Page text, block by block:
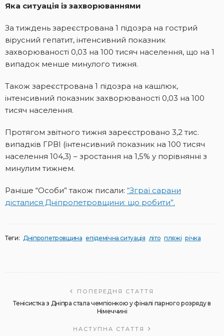
Яка ситуація із захворюваннями
За тиждень зареєстрована 1 підозра на гострий
вірусний гепатит, інтенсивний показник
захворюваності 0,03 на 100 тисяч населення, що на 1
випадок менше минулого тижня.
Також зареєстрована 1 підозра на кашлюк,
інтенсивний показник захворюваності 0,03 на 100
тисяч населення.
Протягом звітного тижня зареєстровано 3,2 тис.
випадків ГРВІ (інтенсивний показник на 100 тисяч
населення 104,3) – зростання на 1,5% у порівнянні з
минулим тижнем.
Раніше “Особи” також писали: “Зграї сарани
дісталися Дніпропетровщини: що робити”.
Теги: Дніпропетровщина епідемічна ситуація літо пляжі річка
ПОПЕРЕДНЯ СТАТТЯ
Тенісистка з Дніпра стала чемпіонкою у фіналі парного розряду в
Німеччині
НАСТУПНА СТАТТЯ